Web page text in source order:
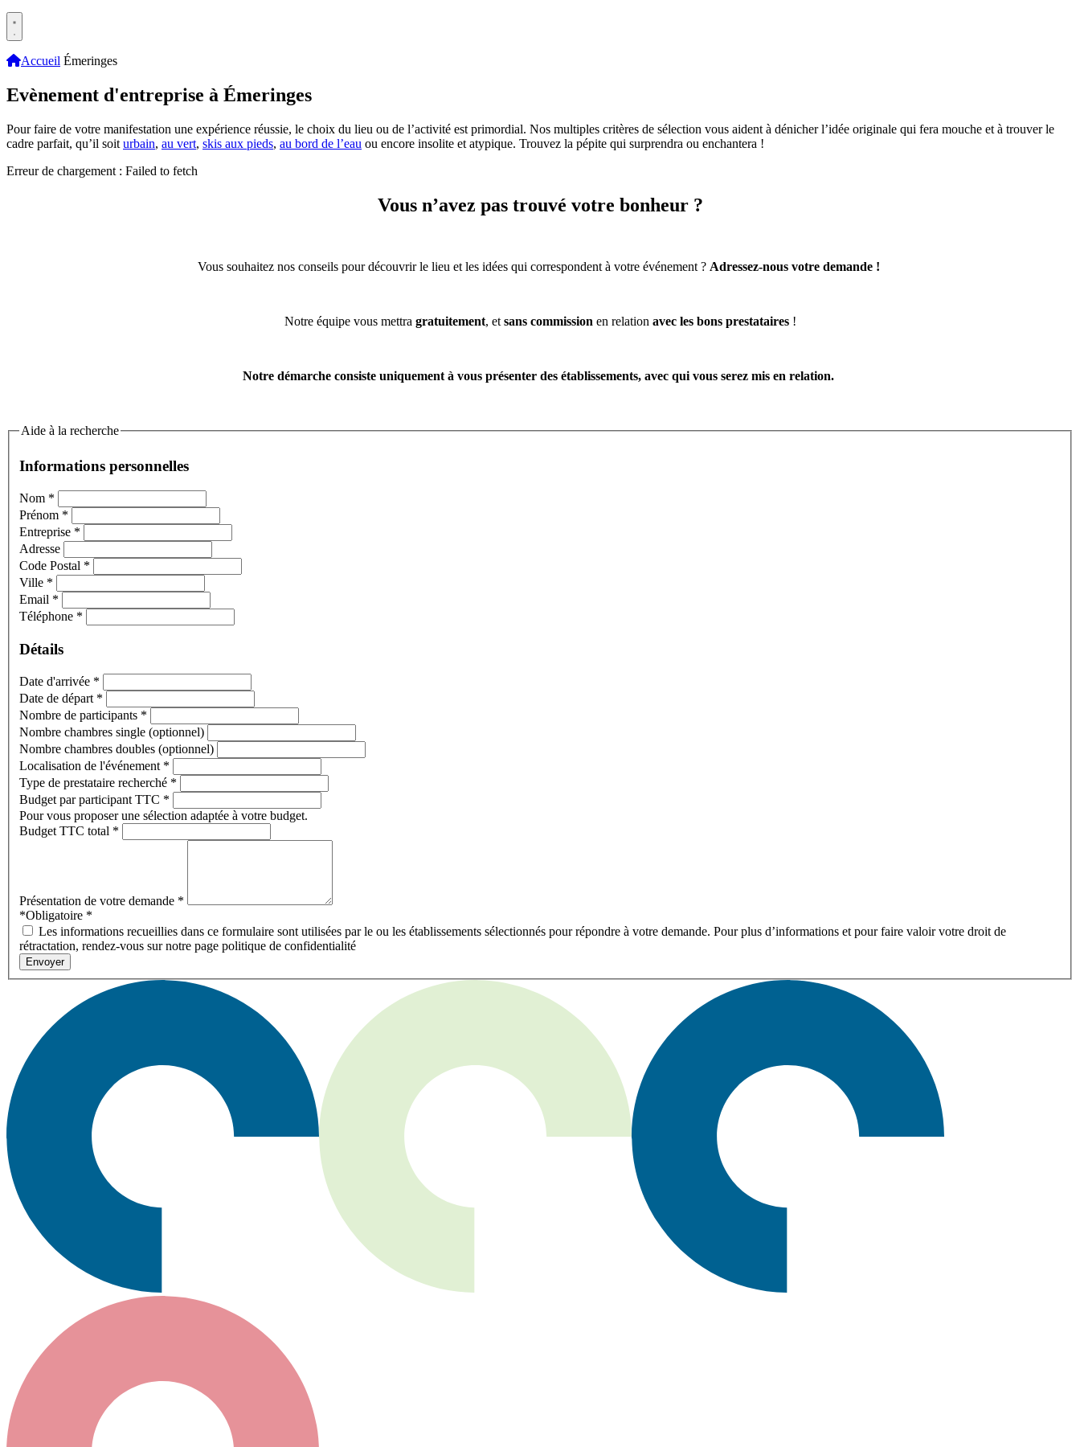
Accueil Émeringes
Evènement d'entreprise à Émeringes
Pour faire de votre manifestation une expérience réussie, le choix du lieu ou de l’activité est primordial. Nos multiples critères de sélection vous aident à dénicher l’idée originale qui fera mouche et à trouver le
cadre parfait, qu’il soit urbain, au vert, skis aux pieds, au bord de l’eau ou encore insolite et atypique. Trouvez la pépite qui surprendra ou enchantera !
Erreur de chargement : Failed to fetch
Vous n’avez pas trouvé votre bonheur ?
Vous souhaitez nos conseils pour découvrir le lieu et les idées qui correspondent à votre événement ? Adressez-nous votre demande !
Notre équipe vous mettra gratuitement, et sans commission en relation avec les bons prestataires !
Notre démarche consiste uniquement à vous présenter des établissements, avec qui vous serez mis en relation.
Aide à la recherche
Informations personnelles
Nom *
Prénom *
Entreprise *
Adresse
Code Postal *
Ville *
Email *
Téléphone *
Détails
Date d'arrivée *
Date de départ *
Nombre de participants *
Nombre chambres single (optionnel)
Nombre chambres doubles (optionnel)
Localisation de l'événement *
Type de prestataire recherché *
Budget par participant TTC *
Pour vous proposer une sélection adaptée à votre budget.
Budget TTC total *
Présentation de votre demande *
*Obligatoire *
Les informations recueillies dans ce formulaire sont utilisées par le ou les établissements sélectionnés pour répondre à votre demande. Pour plus d’informations et pour faire valoir votre droit de
rétractation, rendez-vous sur notre page politique de confidentialité
Envoyer